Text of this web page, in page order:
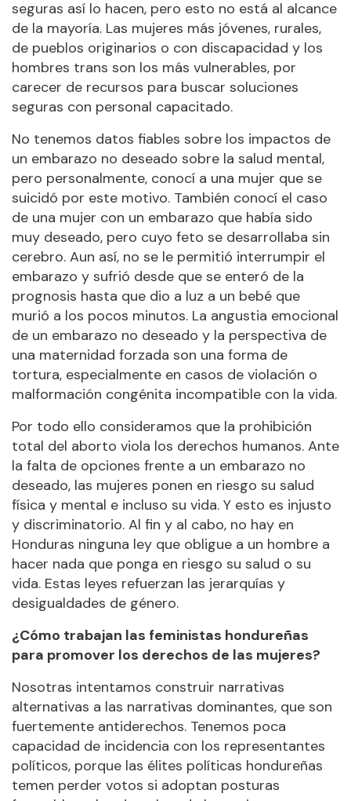
seguras así lo hacen, pero esto no está al alcance
de la mayoría. Las mujeres más jóvenes, rurales,
de pueblos originarios o con discapacidad y los
hombres trans son los más vulnerables, por
carecer de recursos para buscar soluciones
seguras con personal capacitado.
No tenemos datos fiables sobre los impactos de
un embarazo no deseado sobre la salud mental,
pero personalmente, conocí a una mujer que se
suicidó por este motivo. También conocí el caso
de una mujer con un embarazo que había sido
muy deseado, pero cuyo feto se desarrollaba sin
cerebro. Aun así, no se le permitió interrumpir el
embarazo y sufrió desde que se enteró de la
prognosis hasta que dio a luz a un bebé que
murió a los pocos minutos. La angustia emocional
de un embarazo no deseado y la perspectiva de
una maternidad forzada son una forma de
tortura, especialmente en casos de violación o
malformación congénita incompatible con la vida.
Por todo ello consideramos que la prohibición
total del aborto viola los derechos humanos. Ante
la falta de opciones frente a un embarazo no
deseado, las mujeres ponen en riesgo su salud
física y mental e incluso su vida. Y esto es injusto
y discriminatorio. Al fin y al cabo, no hay en
Honduras ninguna ley que obligue a un hombre a
hacer nada que ponga en riesgo su salud o su
vida. Estas leyes refuerzan las jerarquías y
desigualdades de género.
¿Cómo trabajan las feministas hondureñas
para promover los derechos de las mujeres?
Nosotras intentamos construir narrativas
alternativas a las narrativas dominantes, que son
fuertemente antiderechos. Tenemos poca
capacidad de incidencia con los representantes
políticos, porque las élites políticas hondureñas
temen perder votos si adoptan posturas